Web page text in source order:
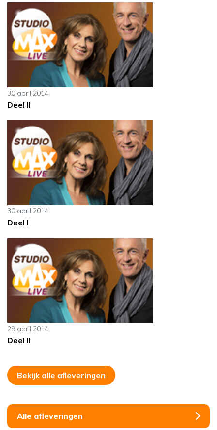
30 april 2014
Deel II
30 april 2014
Deel I
29 april 2014
Deel II
Bekijk alle afleveringen
Alle afleveringen